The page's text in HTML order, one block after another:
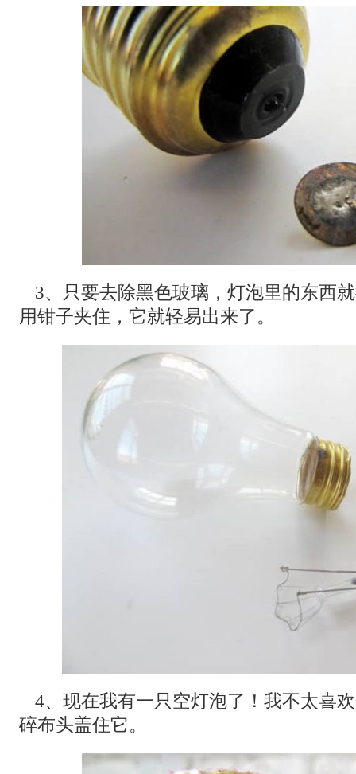
3、只要去除黑色玻璃，灯泡里的东西
用钳子夹住，它就轻易出来了。
4、现在我有一只空灯泡了！我不太喜
碎布头盖住它。